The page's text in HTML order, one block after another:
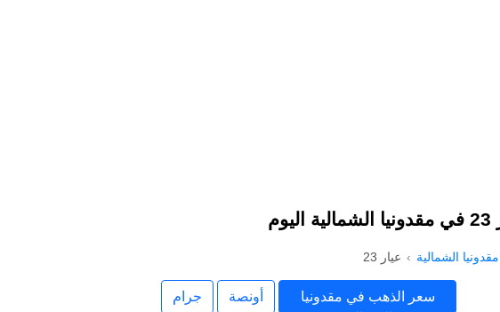
مقدونيا الشمالية عيار 23
سعر الذهب في مقدونيا
أونصة جرام